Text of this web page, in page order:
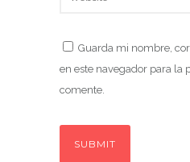
Guarda mi nombre,
en este navegador para la
comente.